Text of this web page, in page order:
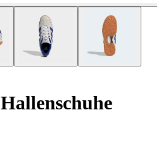
Hallenschuhe